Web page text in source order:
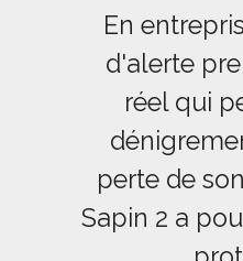
En
d'alerte
réel qui
perte de
Sapin 2 a